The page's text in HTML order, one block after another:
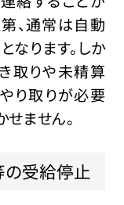
、通常は自動
なります。しか
取りや未精算
り取りが必要
ません。
受給停止